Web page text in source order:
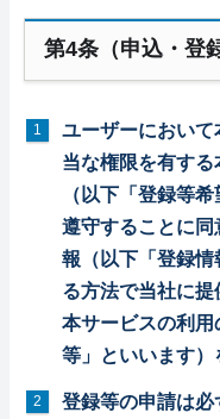
第4条（申込・登
ユーザーにおい
当な権限を有す
（以下「登録等
遵守することに
報（以下「登録
る方法で当社に提
本サービスの利
等」といいます）
登録等の申請は